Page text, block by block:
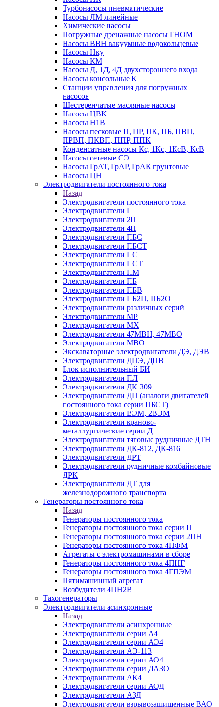
Турбонасосы пневматические
Насосы ЛМ линейные
Химические насосы
Погружные дренажные насосы ГНОМ
Насосы ВВН вакуумные водокольцевые
Насосы Нку
Насосы КМ
Насосы Д, 1Д, 4Д двухстороннего входа
Насосы консольные К
Станции управления для погружных
насосов
Шестеренчатые масляные насосы
Насосы ЦВК
Насосы Н1В
Насосы песковые П, ПР, ПК, ПБ, ПВП,
ПРВП, ПКВП, ППР, ППК
Конденсатные насосы Кс, 1Кс, 1КсВ, КсВ
Насосы сетевые СЭ
Насосы ГрАТ, ГрАР, ГрАК грунтовые
Насосы ЦН
Электродвигатели постоянного тока
Назад
Электродвигатели постоянного тока
Электродвигатели П
Электродвигатели 2П
Электродвигатели 4П
Электродвигатели ПБС
Электродвигатели ПБСТ
Электродвигатели ПС
Электродвигатели ПСТ
Электродвигатели ПМ
Электродвигатели ПБ
Электродвигатели ПБВ
Электродвигатели ПБ2П, ПБ2О
Электродвигатели различных серий
Электродвигатели МР
Электродвигатели MX
Электродвигатели 47MBH, 47МВО
Электродвигатели MBO
Экскаваторные электродвигатели ДЭ, ДЭВ
Электродвигатели ДПЭ, ДПВ
Блок исполнительный БИ
Электродвигатели ПЛ
Электродвигатели ДК-309
Электродвигатели ДП (аналоги двигателей
постоянного тока серии ПБСТ)
Электродвигатели ВЭМ, 2ВЭМ
Электродвигатели краново-
металлургические серии Д
Электродвигатели тяговые рудничные ДТН
Электродвигатели ДК-812, ДК-816
Электродвигатели ДРТ
Электродвигатели рудничные комбайновые
ДРК
Электродвигатели ДТ для
железнодорожного транспорта
Генераторы постоянного тока
Назад
Генераторы постоянного тока
Генераторы постоянного тока серии П
Генераторы постоянного тока серии 2ПН
Генераторы постоянного тока 4ПФМ
Агрегаты с электромашинами в сборе
Генераторы постоянного тока 4ПНГ
Генераторы постоянного тока 4ГПЭМ
Пятимашинный агрегат
Возбудители 4ПН2В
Тахогенераторы
Электродвигатели асинхронные
Назад
Электродвигатели асинхронные
Электродвигатели серии А4
Электродвигатели серии АЭ4
Электродвигатели АЭ-113
Электродвигатели серии АО4
Электродвигатели серии ДАЗО
Электродвигатели АК4
Электродвигатели серии АОД
Электродвигатели АЗД
Электродвигатели взрывозащищенные ВАО